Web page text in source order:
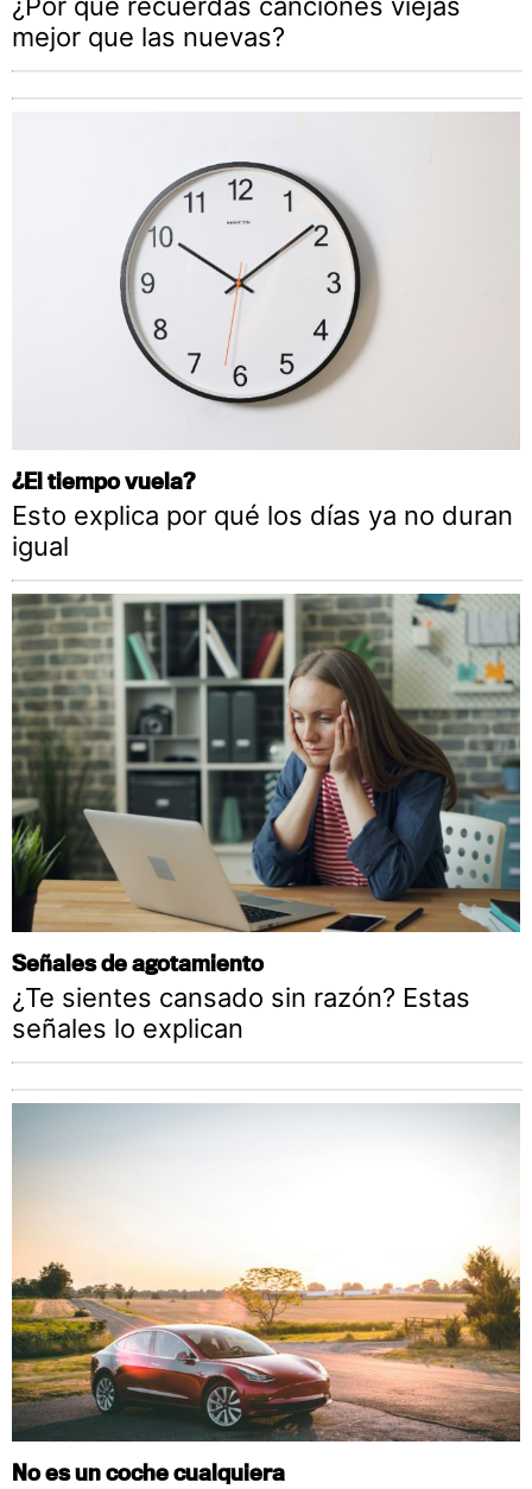
¿Por qué recuerdas canciones viejas
mejor que las nuevas?
¿El tiempo vuela?
Esto explica por qué los días ya no duran
igual
Señales de agotamiento
¿Te sientes cansado sin razón? Estas
señales lo explican
No es un coche cualquiera